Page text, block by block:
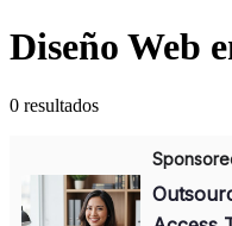
Diseño Web
0 resultados